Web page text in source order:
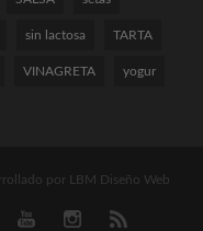
sin lactosa TARTA
VINAGRETA yogur
por LBM Diseño Web